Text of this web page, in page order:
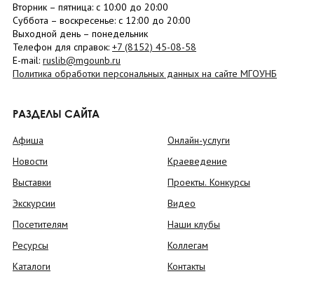
Вторник – пятница: с 10:00 до 20:00
Суббота – воскресенье: c 12:00 до 20:00
Выходной день – понедельник
Телефон для справок: +7 (8152) 45-08-58
E-mail: ruslib@mgounb.ru
Политика обработки персональных данных на сайте МГОУНБ
РАЗДЕЛЫ САЙТА
Афиша
Новости
Выставки
Экскурсии
Посетителям
Ресурсы
Каталоги
Онлайн-услуги
Краеведение
Проекты. Конкурсы
Видео
Наши клубы
Коллегам
Контакты